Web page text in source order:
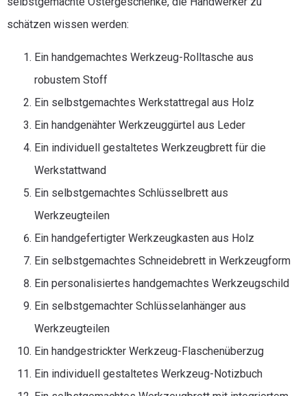
schätzen wissen werden:
Ein handgemachtes Werkzeug-Rolltasche aus
robustem Stoff
Ein selbstgemachtes Werkstattregal aus Holz
Ein handgenähter Werkzeuggürtel aus Leder
Ein individuell gestaltetes Werkzeugbrett für die
Werkstattwand
Ein selbstgemachtes Schlüsselbrett aus
Werkzeugteilen
Ein handgefertigter Werkzeugkasten aus Holz
Ein selbstgemachtes Schneidebrett in Werkzeugform
Ein personalisiertes handgemachtes Werkzeugschild
Ein selbstgemachter Schlüsselanhänger aus
Werkzeugteilen
Ein handgestrickter Werkzeug-Flaschenüberzug
Ein individuell gestaltetes Werkzeug-Notizbuch